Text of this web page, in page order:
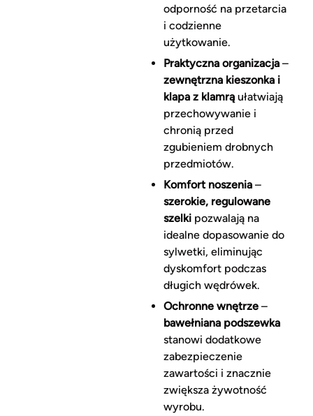
odporność na przetarcia
i codzienne
użytkowanie.
Praktyczna organizacja–
zewnętrzna kieszonka i
klapa z klamrąułatwiają
przechowywanie i
chronią przed
zgubieniem drobnych
przedmiotów.
Komfort noszenia–
szerokie, regulowane
szelkipozwalają na
idealne dopasowanie do
sylwetki, eliminując
dyskomfort podczas
długich wędrówek.
Ochronne wnętrze–
bawełniana podszewka
stanowi dodatkowe
zabezpieczenie
zawartości i znacznie
zwiększa żywotność
wyrobu.